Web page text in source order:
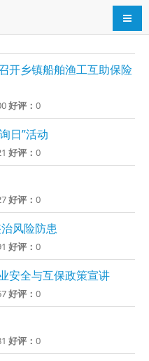
导航
乡镇船舶渔工互助保险
好评： 0
日”活动
好评： 0
好评： 0
风险防患
好评： 0
安全与互保政策宣讲
好评： 0
好评： 0